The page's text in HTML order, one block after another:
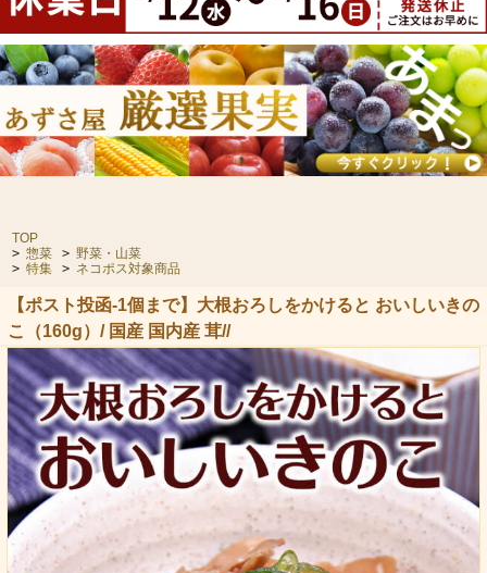
TOP
> 惣菜 > 野菜・山菜
> 特集 > ネコポス対象商品
【ポスト投函-1個まで】大根おろしをかけると おいしいきの
こ（160g）/ 国産 国内産 茸//